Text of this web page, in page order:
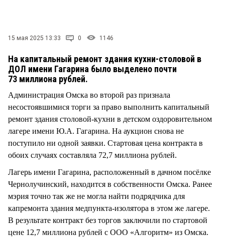
15 мая 2025 13:33 0 1146
На капитальный ремонт здания кухни-столовой в
ДОЛ имени Гагарина было выделено почти
73 миллиона рублей.
Администрация Омска во второй раз признала
несостоявшимися торги за право выполнить капитальный
ремонт здания столовой-кухни в детском оздоровительном
лагере имени Ю.А. Гагарина. На аукцион снова не
поступило ни одной заявки. Стартовая цена контракта в
обоих случаях составляла 72,7 миллиона рублей.
Лагерь имени Гагарина, расположенный в дачном посёлке
Чернолучинский, находится в собственности Омска. Ранее
мэрия точно так же не могла найти подрядчика для
капремонта здания медпункта-изолятора в этом же лагере.
В результате контракт без торгов заключили по стартовой
цене 12,7 миллиона рублей с ООО «Алгоритм» из Омска.